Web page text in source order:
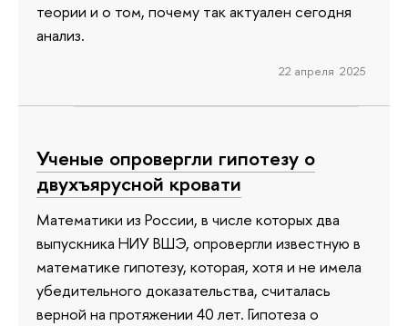
теории и о том, почему так актуален сегодня
анализ.
22 апреля 2025
Ученые опровергли гипотезу о
двухъярусной кровати
Математики из России, в числе которых два
выпускника НИУ ВШЭ, опровергли известную в
математике гипотезу, которая, хотя и не имела
убедительного доказательства, считалась
верной на протяжении 40 лет. Гипотеза о